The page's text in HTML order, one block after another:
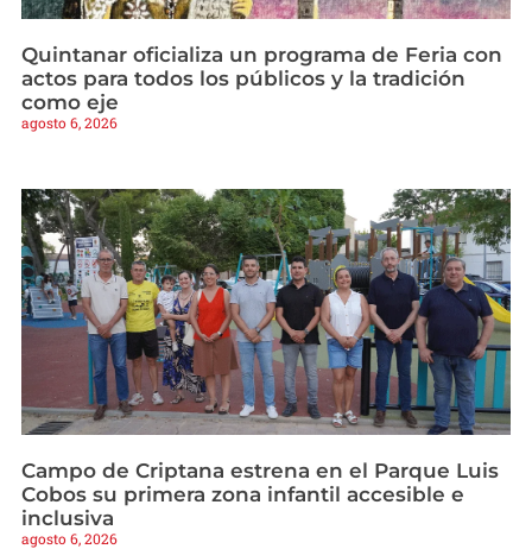
Quintanar oficializa un programa de Feria con
actos para todos los públicos y la tradición
como eje
agosto 6, 2026
Campo de Criptana estrena en el Parque Luis
Cobos su primera zona infantil accesible e
inclusiva
agosto 6, 2026